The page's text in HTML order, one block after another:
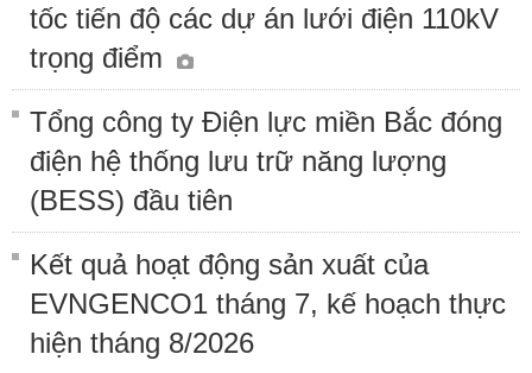
tốc tiến độ các dự án lưới điện 110kV
trọng điểm
Tổng công ty Điện lực miền Bắc đóng
điện hệ thống lưu trữ năng lượng
(BESS) đầu tiên
Kết quả hoạt động sản xuất của
EVNGENCO1 tháng 7, kế hoạch thực
hiện tháng 8/2026